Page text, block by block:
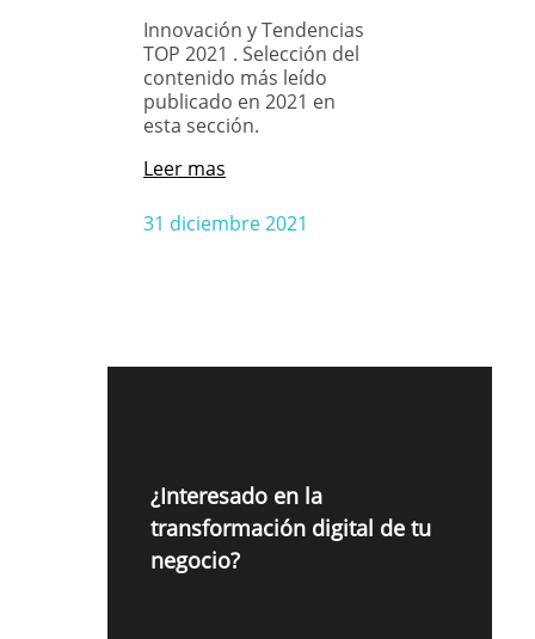
Innovación y Tendencias
TOP 2021 . Selección del
contenido más leído
publicado en 2021 en
esta sección.
31 diciembre 2021
Leer mas
¿Interesado en la
transformación digital de tu
negocio?